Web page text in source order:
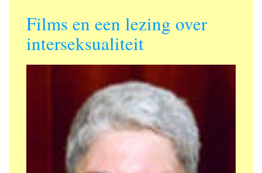
Films en een lezing over
interseksualiteit